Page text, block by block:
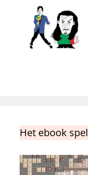
Het ebook spel